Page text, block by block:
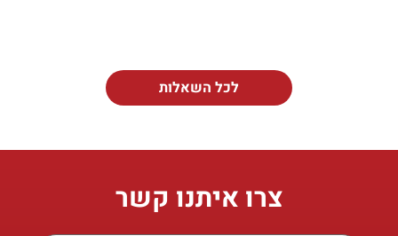
לכל השאלות
צרו איתנו קשר